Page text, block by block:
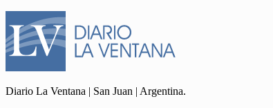
Diario La Ventana | San Juan | Argentina.